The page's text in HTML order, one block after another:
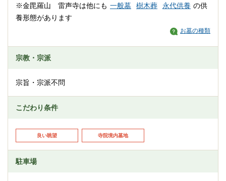
お墓の種類
※金毘羅山 雷声寺は他にも 一般墓 樹木葬 永代供養 の供
養形態があります
宗教・宗派
宗旨・宗派不問
こだわり条件
良い眺望 寺院境内墓地
駐車場